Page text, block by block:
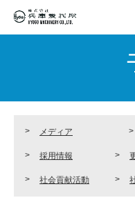
メディア
採用情報
社会貢献活動